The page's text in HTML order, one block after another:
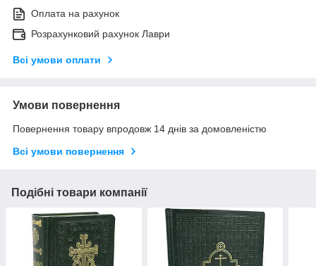
Оплата на рахунок
Розрахунковий рахунок Лаври
Всі умови оплати
Умови повернення
Повернення товару впродовж 14 днів за домовленістю
Всі умови повернення
Подібні товари компанії